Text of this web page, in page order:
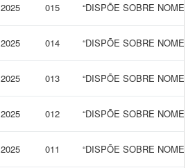
2025 015 “DISPÕE SOBRE
2025 014 “DISPÕE SOBRE
2025 013 “DISPÕE SOBRE
2025 012 “DISPÕE SOBRE
2025 011 “DISPÕE SOBRE